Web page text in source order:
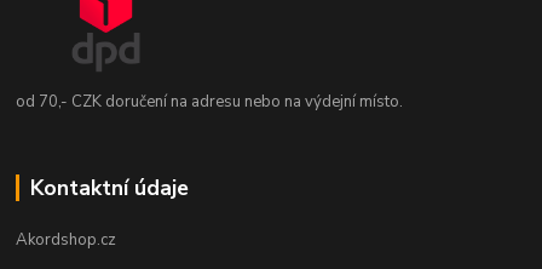
od 70,- CZK doručení na adresu nebo na výdejní místo.
Kontaktní údaje
Akordshop.cz